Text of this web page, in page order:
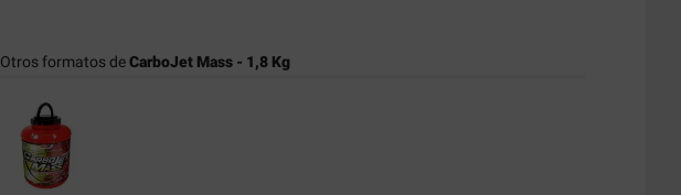
Otros formatos deCarboJet Mass - 1,8 Kg